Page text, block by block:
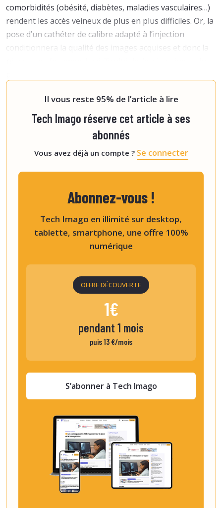
comorbidités (obésité, diabètes, maladies vasculaires…)
rendent les accès veineux de plus en plus difficiles. Or, la
pose d’un cathéter de calibre adapté à l’injection
conditionnera la qualité des images acquises et donc la
Il vous reste 95% de l’article à lire
Tech Imago réserve cet article à ses
abonnés
Vous avez déjà un compte ? Se connecter
Abonnez-vous !
Tech Imago en illimité sur desktop,
tablette, smartphone, une offre 100%
numérique
OFFRE DÉCOUVERTE
1€
pendant 1 mois
puis 13 €/mois
S’abonner à Tech Imago